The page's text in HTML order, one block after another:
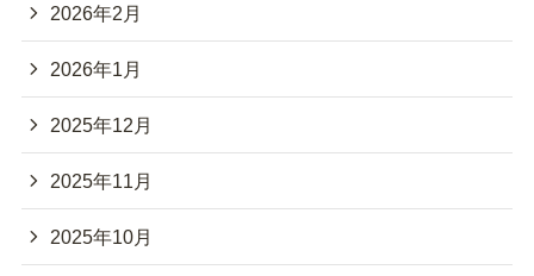
2026年2月
2026年1月
2025年12月
2025年11月
2025年10月